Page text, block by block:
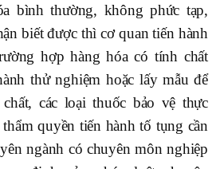
bình thường, không phức tạp,
biết được thì cơ quan tiến hành
hợp hàng hóa có tính chất
thử nghiệm hoặc lấy mẫu để
các loại thuốc bảo vệ thực
quyền tiến hành tố tụng cần
ngành có chuyên môn nghiệp